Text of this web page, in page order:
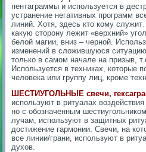
пентаграммы и используется в
устранение негативных программ
линий. Хотя, здесь кто кому
какую сторону лежит «верхний»
белой магии, вниз – черной.
изменений в сложившуюся
только в самом начале на призыв,
Используется в техниках, которые
человека или группу лиц, кроме
ШЕСТИУГОЛЬНЫЕ свечи,
используют в ритуалах
но с обозначенным
лучам, используют в защитных
достижение гармонии. Свечи, на
все линии/грани, используют в
духов.